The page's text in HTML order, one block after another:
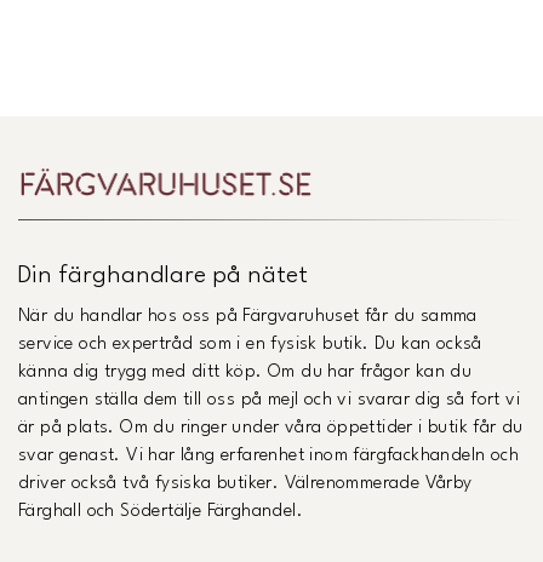
Din färghandlare på nätet
När du handlar hos oss på Färgvaruhuset får du samma
service och expertråd som i en fysisk butik. Du kan också
känna dig trygg med ditt köp. Om du har frågor kan du
antingen ställa dem till oss på mejl och vi svarar dig så fort vi
är på plats. Om du ringer under våra öppettider i butik får du
svar genast. Vi har lång erfarenhet inom färgfackhandeln och
driver också två fysiska butiker. Välrenommerade Vårby
Färghall och Södertälje Färghandel.